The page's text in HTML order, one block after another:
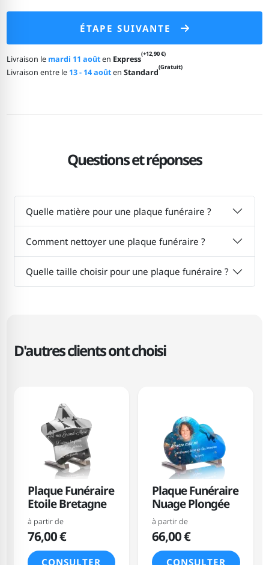
ÉTAPE SUIVANTE
Livraison le mardi 11 aoûten Express(+12,90 €)
Livraison entre le 13 - 14 aoûtenStandard(Gratuit)
Questions et réponses
Quelle matière pour une plaque funéraire ?
Comment nettoyer une plaque funéraire ?
Quelle taille choisir pour une plaque funéraire ?
D'autres clients ont choisi
Plaque Funéraire
Etoile Bretagne
à partir de
76,00 €
CONSULTER
Plaque Funéraire
Nuage Plongée
à partir de
66,00 €
CONSULTER